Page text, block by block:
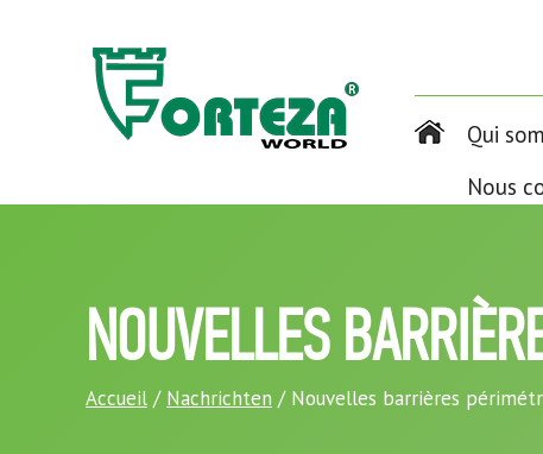
Qui
Nous
NOUVELLES
Accueil / Nachrichten / Nouvelles barrières